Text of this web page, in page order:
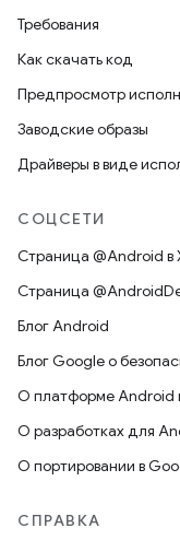
Требования
Как скачать код
Предпросмотр
Заводские образы
Драйверы в виде
СОЦСЕТИ
Страница @Android в
Страница
Блог Android
Блог Google о
О платформе Android
О разработках для
О портировании в
СПРАВКА